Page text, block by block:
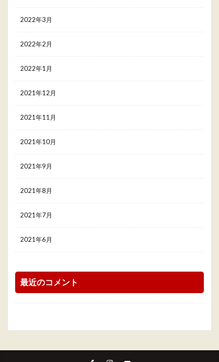
2022年3月
2022年2月
2022年1月
2021年12月
2021年11月
2021年10月
2021年9月
2021年8月
2021年7月
2021年6月
最近のコメント